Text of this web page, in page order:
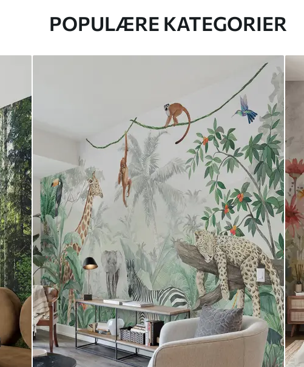
POPULÆRE KATEGORIER